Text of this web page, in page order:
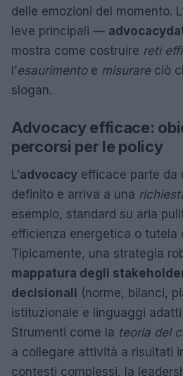
delle emozioni del momento.
leve principali — advocacy
mostra come costruire reti
l’esaurimentoe misurareciò
slogan.
Advocacy efficace:
percorsi per le policy
L’advocacy efficace parte da
definito e arriva a una
esempio, standard su aria
efficienza energetica o tutela
Tipicamente, una strategia
mappatura degli
decisionali (norme, bilanci,
istituzionale e linguaggi
Strumenti come la teoria del
a collegare attività a risultati
contesti complessi, la